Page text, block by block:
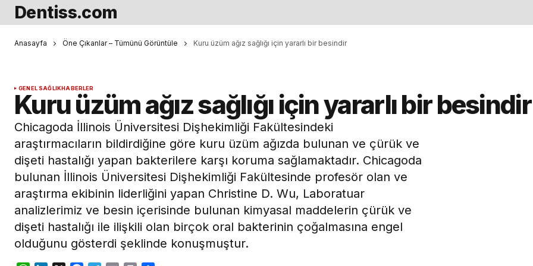
Dentiss.com
Anasayfa Öne Çıkanlar – Tümünü Görüntüle Kuru üzüm ağız sağlığı için yararlı bir besindir
GENEL SAĞLIKHABERLER
Kuru üzüm ağız sağlığı için yararlı bir besindir
Chicagoda İllinois Üniversitesi Dişhekimliği Fakültesindeki
araştırmacıların bildirdiğine göre kuru üzüm ağızda bulunan ve çürük ve
dişeti hastalığı yapan bakterilere karşı koruma sağlamaktadır. Chicagoda
bulunan İllinois Üniversitesi Dişhekimliği Fakültesinde profesör olan ve
araştırma ekibinin liderliğini yapan Christine D. Wu, Laboratuar
analizlerimiz ve besin içerisinde bulunan kimyasal maddelerin çürük ve
dişeti hastalığı ile ilişkili olan birçok oral bakterinin çoğalmasına engel
olduğunu gösterdi şeklinde konuşmuştur.